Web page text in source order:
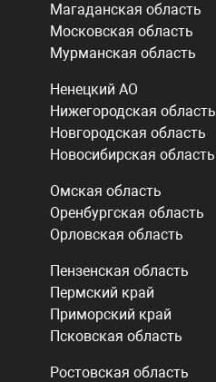
Магаданская область
Московская область
Мурманская область
Ненецкий АО
Нижегородская область
Новгородская область
Новосибирская область
Омская область
Оренбургская область
Орловская область
Пензенская область
Пермский край
Приморский край
Псковская область
Ростовская область